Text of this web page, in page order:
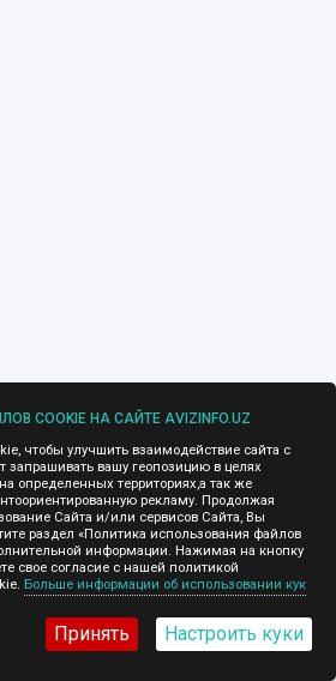
COOKIE НА САЙТЕ AVIZINFO.UZ
чтобы улучшить взаимодействие сайта с
запрашивать вашу геопозицию в целях
определенных территориях,а так же
рекламу. Продолжая
Сайта и/или сервисов Сайта, Вы
раздел «Политика использования файлов
информации. Нажимая на кнопку
свое согласие с нашей политикой
Больше информации об использовании кук
Принять Настроить куки